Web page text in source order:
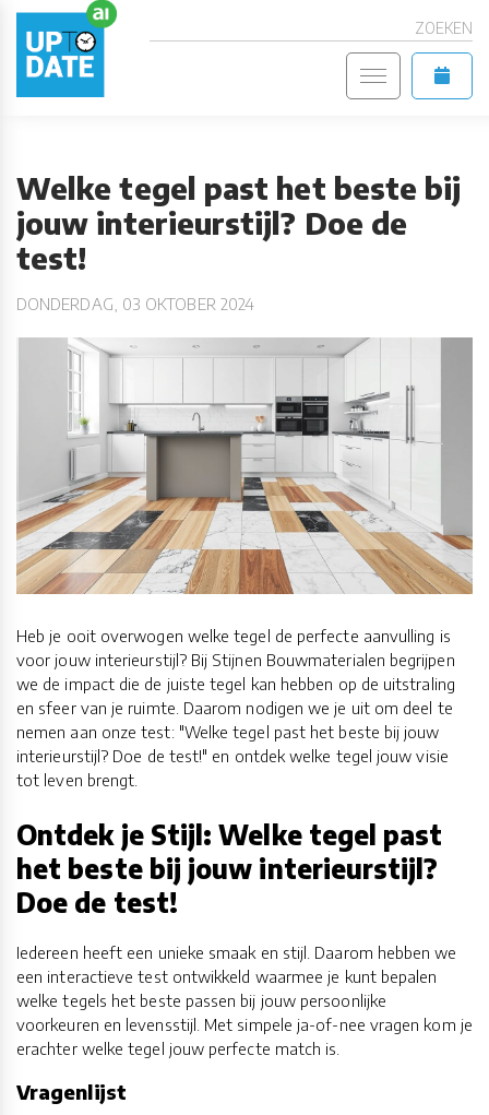
ZOEKEN
Welke tegel past het beste bij
jouw interieurstijl? Doe de
test!
DONDERDAG, 03 OKTOBER 2024
Heb je ooit overwogen welke tegel de perfecte aanvulling is
voor jouw interieurstijl? Bij Stijnen Bouwmaterialen begrijpen
we de impact die de juiste tegel kan hebben op de uitstraling
en sfeer van je ruimte. Daarom nodigen we je uit om deel te
nemen aan onze test: "Welke tegel past het beste bij jouw
interieurstijl? Doe de test!" en ontdek welke tegel jouw visie
tot leven brengt.
Ontdek je Stijl: Welke tegel past
het beste bij jouw interieurstijl?
Doe de test!
Iedereen heeft een unieke smaak en stijl. Daarom hebben we
een interactieve test ontwikkeld waarmee je kunt bepalen
welke tegels het beste passen bij jouw persoonlijke
voorkeuren en levensstijl. Met simpele ja-of-nee vragen kom je
erachter welke tegel jouw perfecte match is.
Vragenlijst